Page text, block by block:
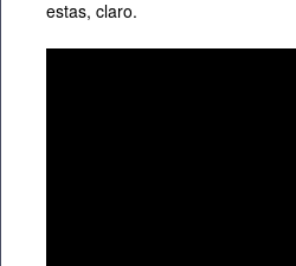
estas, claro.